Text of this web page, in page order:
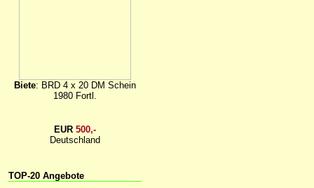
Biete: BRD 4 x 20 DM Schein
1980 Fortl.
EUR 500,-
Deutschland
TOP-20 Angebote